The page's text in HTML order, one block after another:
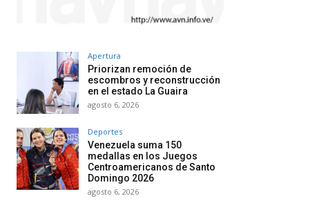
Apertura
Priorizan remoción de
escombros y reconstrucción
en el estado La Guaira
agosto 6, 2026
Deportes
Venezuela suma 150
medallas en los Juegos
Centroamericanos de Santo
Domingo 2026
agosto 6, 2026